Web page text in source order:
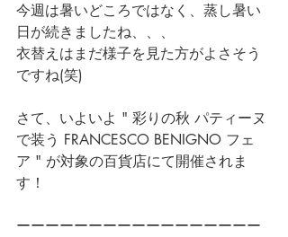
今週は暑いどころではなく、蒸し暑い
日が続きましたね、、、
衣替えはまだ様子を見た方がよさそう
ですね(笑)
さて、いよいよ " 彩りの秋 パティーヌ
で装う FRANCESCO BENIGNO フェ
ア " が対象の百貨店にて開催されま
す！
ーーーーーーーーーーーーーーーーー